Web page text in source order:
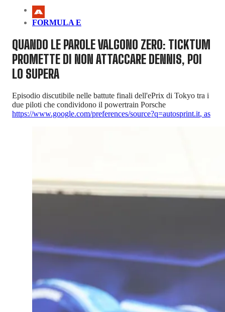
FORMULA E
QUANDO LE PAROLE VALGONO ZERO: TICKTUM
PROMETTE DI NON ATTACCARE DENNIS, POI
LO SUPERA
Episodio discutibile nelle battute finali dell'ePrix di Tokyo tra i
due piloti che condividono il powertrain Porsche
https://www.google.com/preferences/source?q=autosprint.it, as